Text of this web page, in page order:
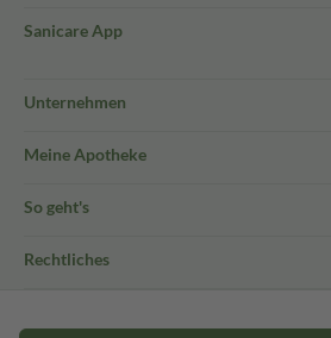
Sanicare App
Unternehmen
Meine Apotheke
So geht's
Rechtliches